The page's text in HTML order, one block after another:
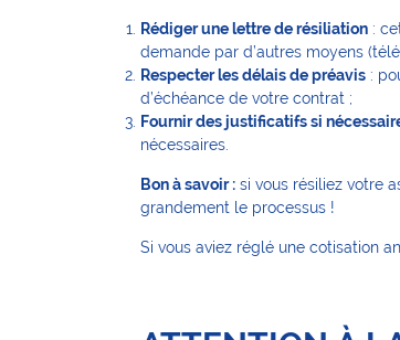
Rédiger une lettre de résiliation :
demande par d’autres moyens
Respecter les délais de préavis :
d’échéance de votre contrat ;
Fournir des justificatifs si
nécessaires.
Bon à savoir : si vous résiliez votre
grandement le processus !
Si vous aviez réglé une cotisation